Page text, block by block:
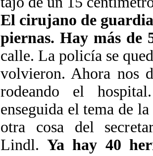
El cirujano de guardia
piernas. Hay más de
calle. La policía se
volvieron. Ahora nos
rodeando el
enseguida el tema de
otra cosa del
Lindl.Ya hay 40